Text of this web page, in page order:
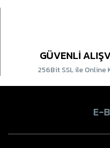
GÜVENLİ
256Bit SSL ile Online
E-